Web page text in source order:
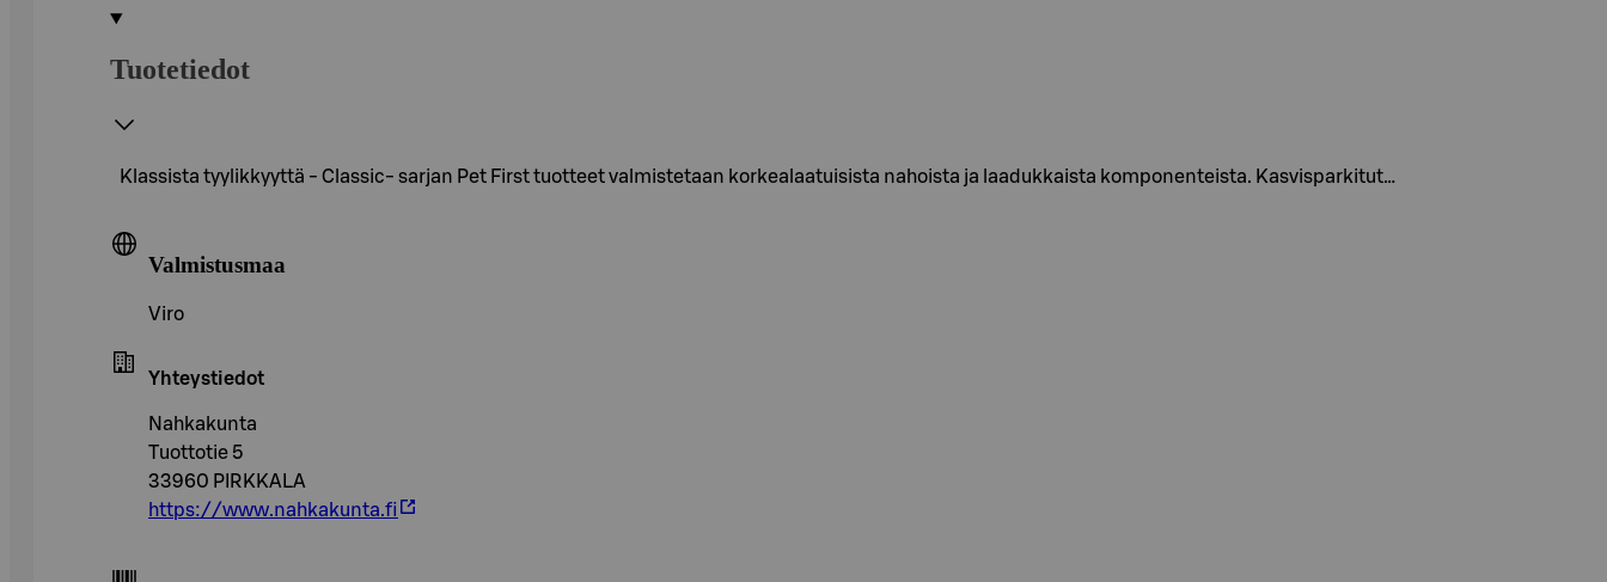
Tuotetiedot
Klassista tyylikkyyttä - Classic- sarjan Pet First tuotteet valmistetaan korkealaatuisista nahoista ja laadukkaista komponenteista. Kasvisparkitut…
Valmistusmaa
Viro
Yhteystiedot
Nahkakunta
Tuottotie 5
33960 PIRKKALA
https://www.nahkakunta.fi